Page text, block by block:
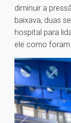
diminuir a
baixava, duas
hospital para
ele como